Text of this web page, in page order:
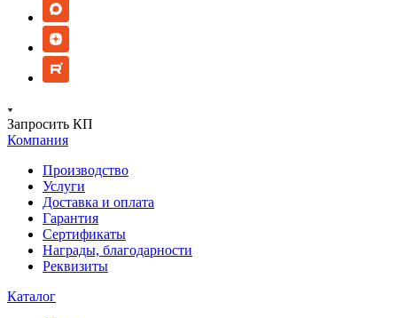
Запросить КП
Компания
Производство
Услуги
Доставка и оплата
Гарантия
Сертификаты
Награды, благодарности
Реквизиты
Каталог